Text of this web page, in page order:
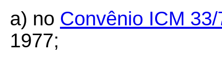
a) no Convênio ICM 33/
1977;